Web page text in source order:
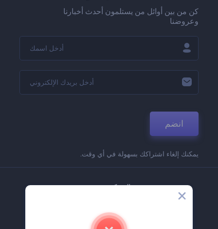
كن من بين أوائل من يستلمون أحدث أخبارنا
وعروضنا
انضم
يمكنك إلغاء اشتراكك بسهولة في أي وقت.
الشركة
اتصل بنا